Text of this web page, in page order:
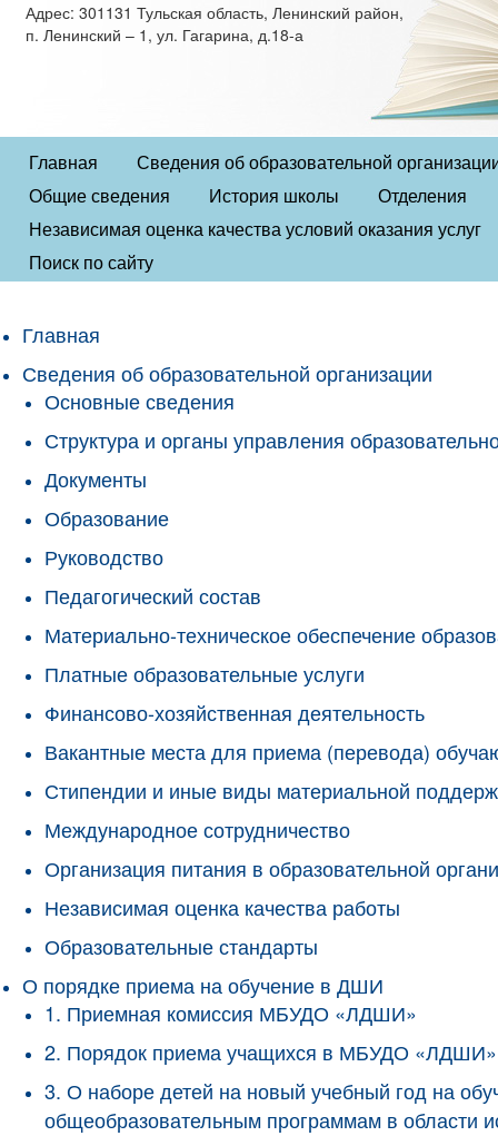
Адрес: 301131 Тульская область, Ленинский район,
п. Ленинский – 1, ул. Гагарина, д.18-а
Главная
Сведения об образовательной
Общие сведения
История школы
Отделения
Независимая оценка качества условий оказания услуг
Поиск по сайту
Главная
Сведения об образовательной организации
Основные сведения
Структура и органы управления
Документы
Образование
Руководство
Педагогический состав
Материально-техническое обеспечение
Платные образовательные услуги
Финансово-хозяйственная деятельность
Вакантные места для приема (перевода)
Стипендии и иные виды материальной
Международное сотрудничество
Организация питания в образовательной
Независимая оценка качества работы
Образовательные стандарты
О порядке приема на обучение в ДШИ
1. Приемная комиссия МБУДО «ЛДШИ»
2. Порядок приема учащихся в МБУДО «ЛДШИ»
3. О наборе детей на новый учебный год на
общеобразовательным программам в области